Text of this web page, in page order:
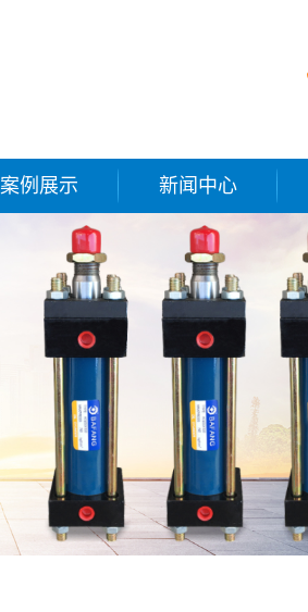
案例展示 新闻中心